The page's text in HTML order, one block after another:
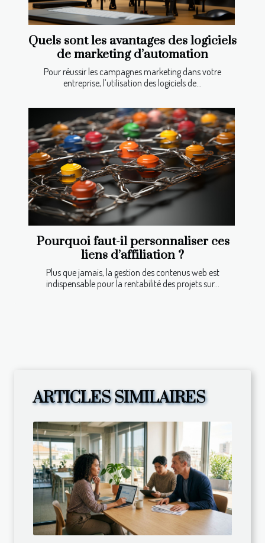
Quels sont les avantages des logiciels
de marketing d’automation
Pour réussir les campagnes marketing dans votre
entreprise, l’utilisation des logiciels de...
Pourquoi faut-il personnaliser ces
liens d’affiliation ?
Plus que jamais, la gestion des contenus web est
indispensable pour la rentabilité des projets sur...
ARTICLES SIMILAIRES